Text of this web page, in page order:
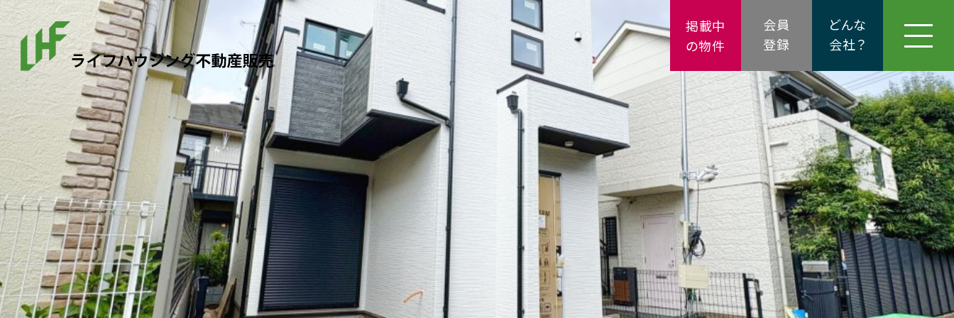
会員
登録
どんな
会社？
掲載中
の物件